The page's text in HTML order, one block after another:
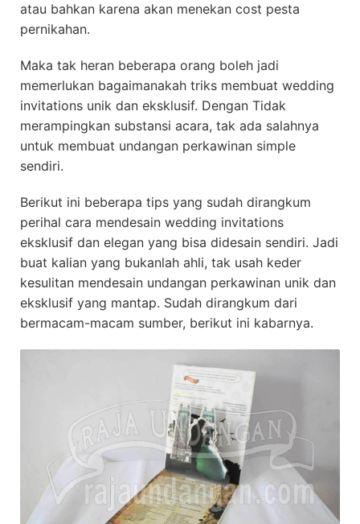
atau bahkan karena akan menekan cost pesta
pernikahan.
Maka tak heran beberapa orang boleh jadi
memerlukan bagaimanakah triks membuat wedding
invitations unik dan eksklusif. Dengan Tidak
merampingkan substansi acara, tak ada salahnya
untuk membuat undangan perkawinan simple
sendiri.
Berikut ini beberapa tips yang sudah dirangkum
perihal cara mendesain wedding invitations
eksklusif dan elegan yang bisa didesain sendiri. Jadi
buat kalian yang bukanlah ahli, tak usah keder
kesulitan mendesain undangan perkawinan unik dan
eksklusif yang mantap. Sudah dirangkum dari
bermacam-macam sumber, berikut ini kabarnya.